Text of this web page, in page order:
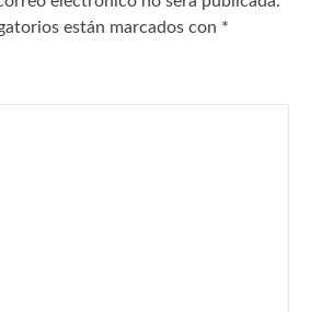
están marcados con *